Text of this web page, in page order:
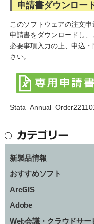
申請書ダウンロー
このソフトウェアの注文申
申請書をダウンロードし、
必要事項入力の上、申込
さい。
新製品情報
おすすめソフト
ArcGIS
Adobe
Web会議・クラウドサ